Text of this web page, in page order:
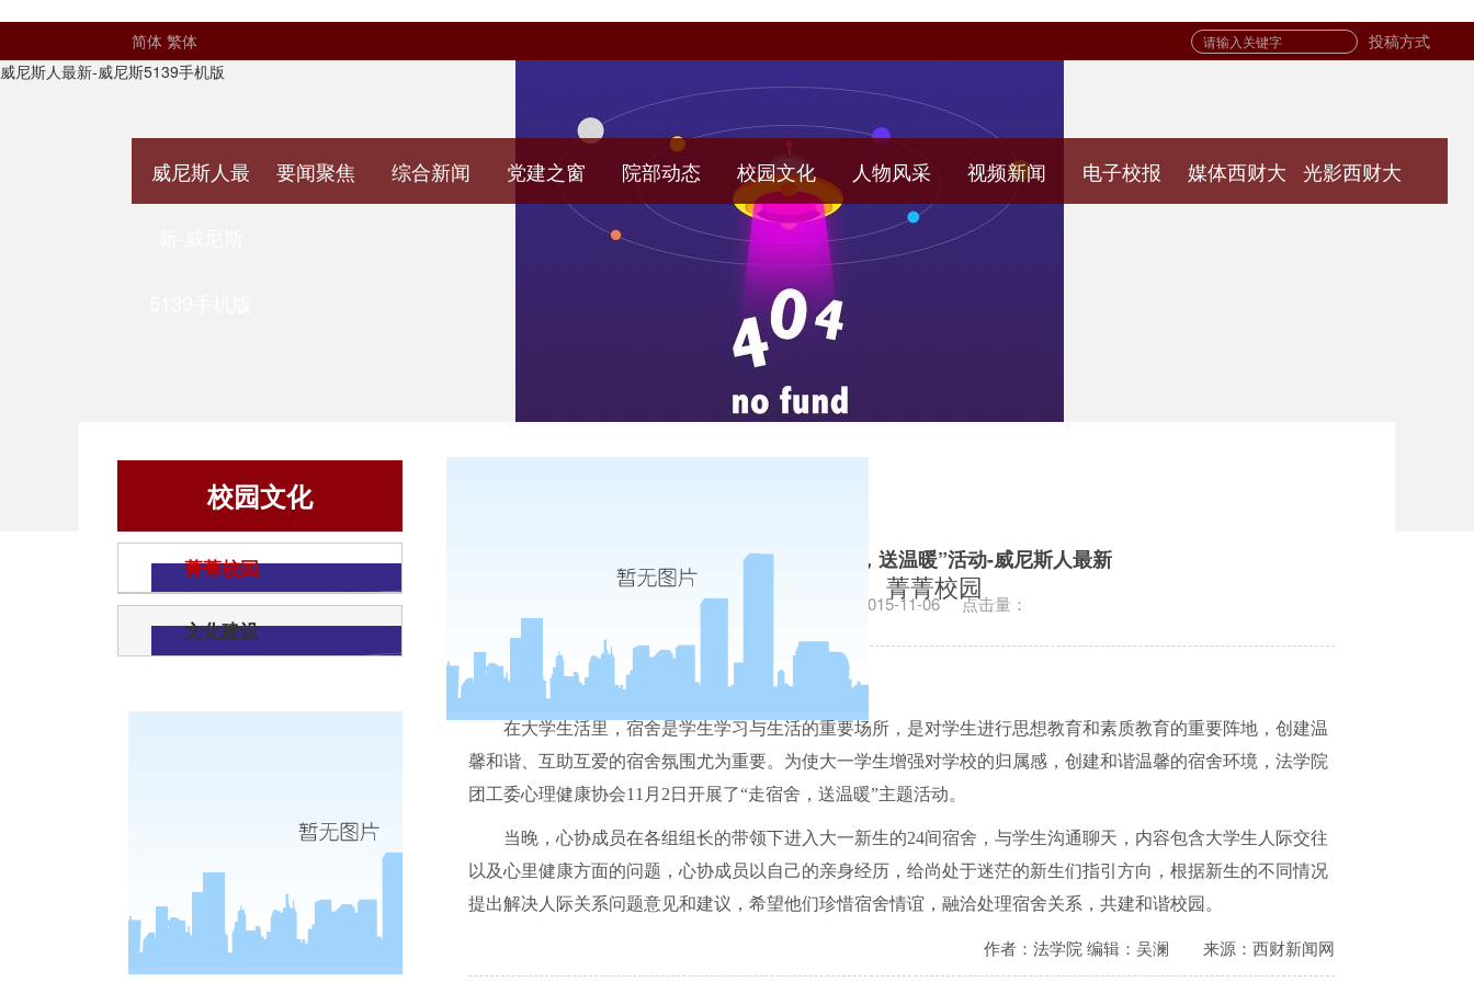
简体 繁体
投稿方式
威尼斯人最新-威尼斯5139手机版
威尼斯人最 要闻聚焦 综合新闻 党建之窗 院部动态 校园文化 人物风采 视频新闻 电子校报 媒体西财大 光影西财大
校园文化
菁菁校园
文化建设
菁菁校园
法学院开展“走宿舍，送温暖”活动-威尼斯人最新
发布日期：2015-11-06 点击量：
在大学生活里，宿舍是学生学习与生活的重要场所，是对学生进行思想教育和素质教育的重要阵地，创建温
馨和谐、互助互爱的宿舍氛围尤为重要。为使大一学生增强对学校的归属感，创建和谐温馨的宿舍环境，法学院
团工委心理健康协会11 月 2 日开展了“走宿舍，送温暖”主题活动。
当晚，心协成员在各组组长的带领下进入大一新生的24间宿舍，与学生沟通聊天，内容包含大学生人际交往
以及心里健康方面的问题，心协成员以自己的亲身经历，给尚处于迷茫的新生们指引方向，根据新生的不同情况
提出解决人际关系问题意见和建议，希望他们珍惜宿舍情谊，融洽处理宿舍关系，共建和谐校园。
作者：法学院 编辑：吴澜 来源：西财新闻网